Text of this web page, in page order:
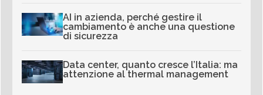
AI in azienda, perché gestire il
cambiamento è anche una questione
di sicurezza
Data center, quanto cresce l’Italia: ma
attenzione al thermal management